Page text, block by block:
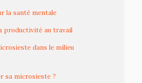
la santé mentale
productivité au travail
dans le milieu
sa microsieste ?